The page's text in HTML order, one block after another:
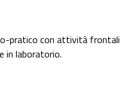
pratico con attività frontali
in laboratorio.